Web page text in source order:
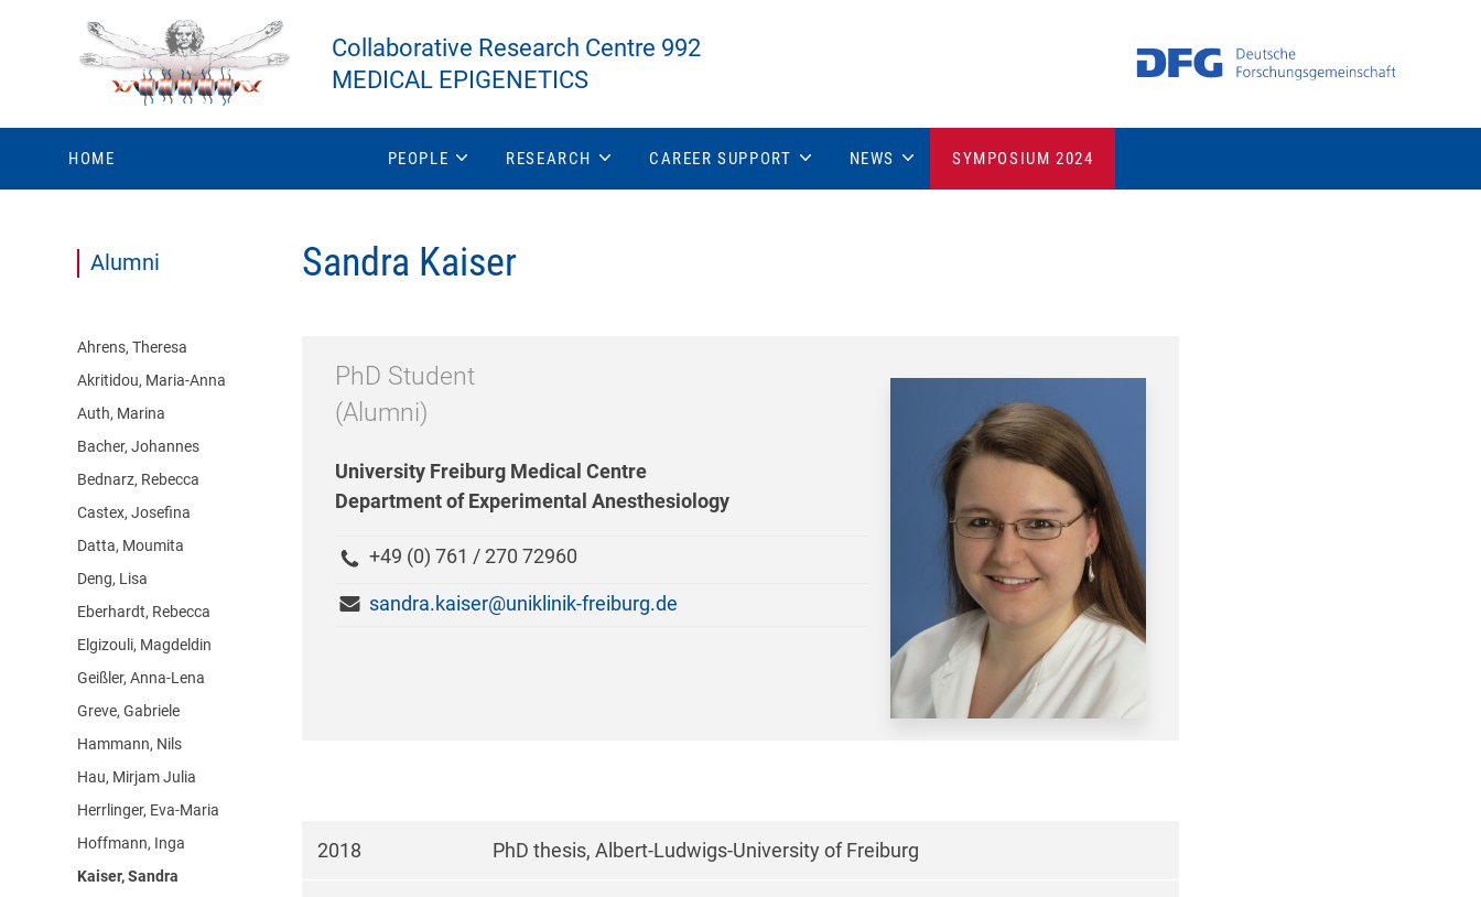
Collaborative Research Centre 992
MEDICAL EPIGENETICS
HOME PEOPLE RESEARCH CAREER SUPPORT NEWS SYMPOSIUM 2024
Alumni Sandra Kaiser
Ahrens, Theresa
Akritidou, Maria-Anna
Auth, Marina
Bacher, Johannes
Bednarz, Rebecca
Castex, Josefina
Datta, Moumita
Deng, Lisa
Eberhardt, Rebecca
Elgizouli, Magdeldin
Geißler, Anna-Lena
Greve, Gabriele
Hammann, Nils
Hau, Mirjam Julia
Herrlinger, Eva-Maria
Hoffmann, Inga
Kaiser, Sandra
PhD Student
(Alumni)
University Freiburg Medical Centre
Department of Experimental Anesthesiology
+49 (0) 761 / 270 72960
sandra.kaiser@uniklinik-freiburg.de
2018 PhD thesis, Albert-Ludwigs-University of Freiburg